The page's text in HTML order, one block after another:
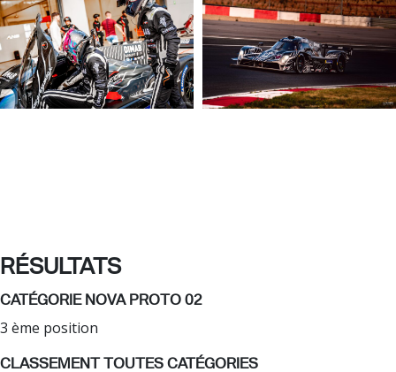
RÉSULTATS
CATÉGORIE NOVA PROTO 02
3 ème position
CLASSEMENT TOUTES CATÉGORIES